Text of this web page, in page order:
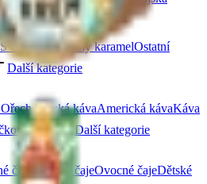
Další kategorie
S čokoládouSlaný karamelOstatní
Další kategorie
Africká kávaAmerická kávaKáva
káva
Další kategorie
čaje Bylinné čajeOvocné čajeDětské